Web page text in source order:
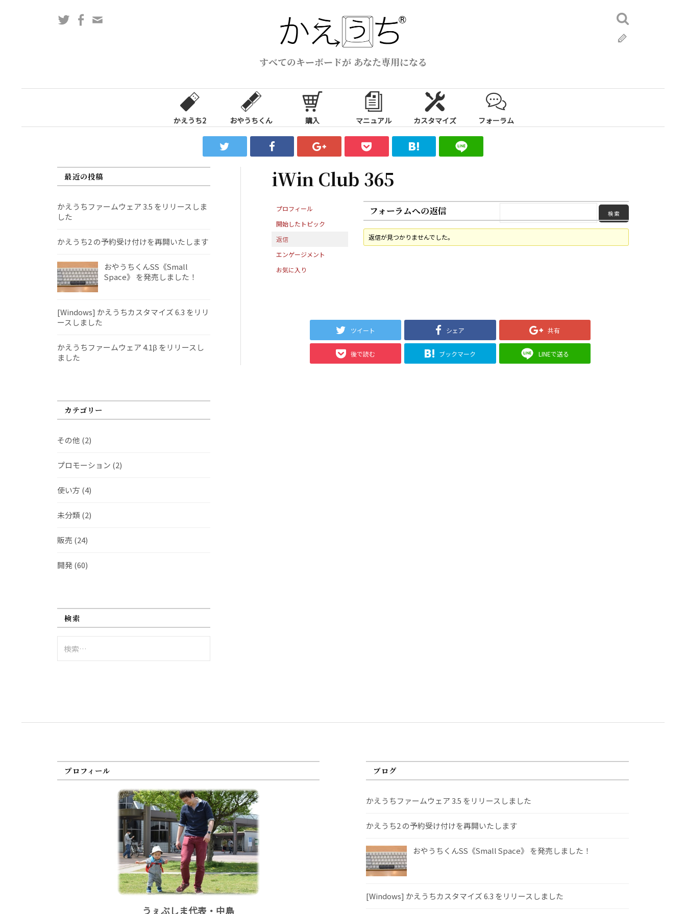
ス
すべてのキーボードが あなた専用になる
TwitterFacebook
検
索:
かえうち2 おやうちくん 購入 マニュアル カスタマイズ フォーラム
iWin Club 365
プロフィール
開始したトピック
返信
エンゲージメント
お気に入り
フォーラムへの返信
返信が見つかりませんでした。
ツイート シェア 共有
後で読む ブックマーク LINEで送る
最近の投稿
かえうちファームウェア 3.5 をリリースしま
した
かえうち2 の予約受け付けを再開いたします
おやうちくんSS《Small
Space》 を発売しました！
[Windows] かえうちカスタマイズ 6.3 をリリ
ースしました
かえうちファームウェア 4.1β をリリースし
ました
カテゴリー
その他 (2)
プロモーション (2)
使い方 (4)
未分類 (2)
販売 (24)
開発(60)
検索
索:
プロフィール
うぇぶしま代表・中島
ブログ
かえうちファームウェア 3.5 をリリースしました
かえうち2 の予約受け付けを再開いたします
おやうちくんSS《Small Space》 を発売しました！
[Windows] かえうちカスタマイズ 6.3 をリリースしました